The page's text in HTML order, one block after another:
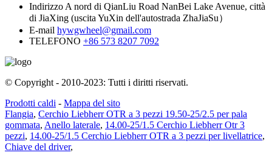
Indirizzo A nord di QianLiu Road NanBei Lake Avenue, città
di JiaXing (uscita YuXin dell'autostrada ZhaJiaSu）
E-mail hywgwheel@gmail.com
TELEFONO +86 573 8207 7092
© Copyright - 2010-2023: Tutti i diritti riservati.
Prodotti caldi - Mappa del sito
Flangia, Cerchio Liebherr OTR a 3 pezzi 19.50-25/2.5 per pala
gommata, Anello laterale, 14.00-25/1.5 Cerchio Liebherr Otr 3
pezzi, 14.00-25/1.5 Cerchio Liebherr OTR a 3 pezzi per livellatrice,
Chiave del driver,